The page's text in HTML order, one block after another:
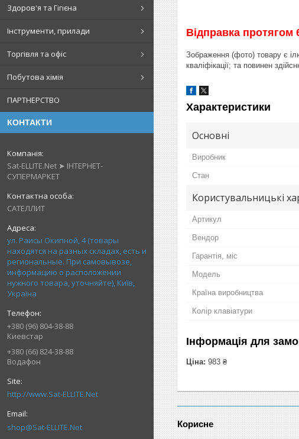
Здоров'я та Гігієна
Інструменти, прилади
Торгівля та офіс
Побутова хімія
ПАРТНЕРСТВО
КОНТАКТИ
Sat-ELLITE.Net ➤ ІНТЕРНЕТ-
СУПЕРМАРКЕТ
САТЕЛЛИТ
ул. Раисы Окипной, 4 (товары
находятся на разных складах, есть и
региональные. При самовывозе,
информацию о расположении
нужного товара, уточняйте), Київ,
Україна
+380 (96) 804-38-88
Киевстар
+380 (66) 824-38-88
Водафон
http://www.Sat-ELLITE.Net
shop@Sat-ELLITE.Net
Відправка протягом
Зображення (фото) товару є
кваліфікації; та повинен
Характеристики
Основні
Виробник
Стан
Користувальницькі
Артикул
Вендор
Гарантія, міс
Мoдель
Країна виробництва
Колір клавіатури
Інформація для
Ціна: 983 ₴
Корисне